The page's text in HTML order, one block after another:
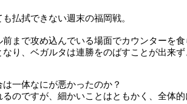
払拭できない週末の福岡戦。
まで攻め込んでいる場面でカウンターを
り、ベガルタは連勝をのばすことが出来ず
一体なにが悪かったのか？
のですが、細かいことはともかく、全体